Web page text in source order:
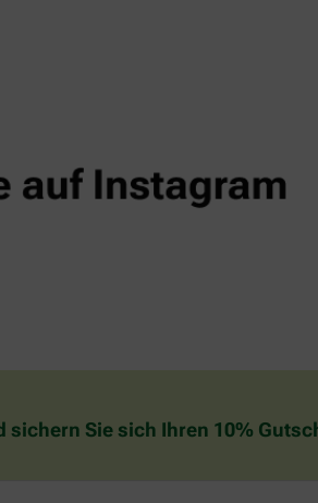
sichern Sie sich Ihren 10%